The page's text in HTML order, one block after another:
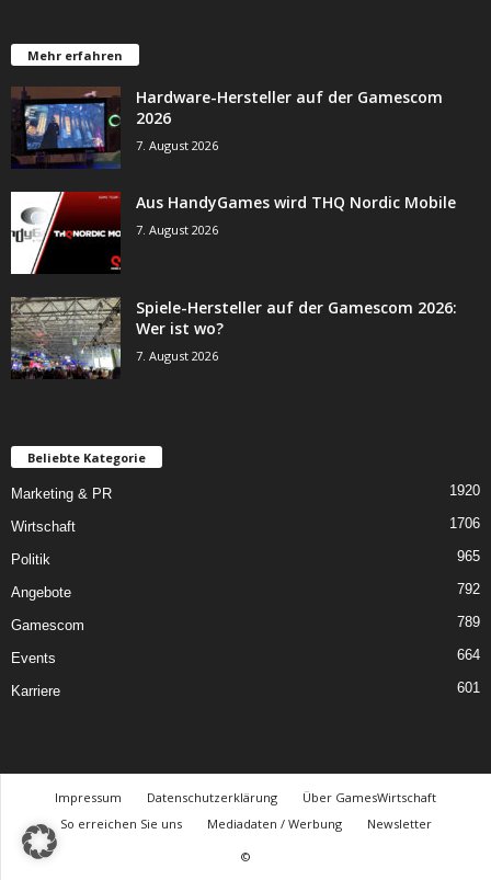
Mehr erfahren
Hardware-Hersteller auf der Gamescom
2026
7. August 2026
Aus HandyGames wird THQ Nordic Mobile
7. August 2026
Spiele-Hersteller auf der Gamescom 2026:
Wer ist wo?
7. August 2026
Beliebte Kategorie
Marketing & PR 1920
Wirtschaft 1706
Politik 965
Angebote 792
Gamescom 789
Events 664
Karriere 601
Impressum Datenschutzerklärung
Über GamesWirtschaft
So erreichen Sie uns
Mediadaten / Werbung
Newsletter
©